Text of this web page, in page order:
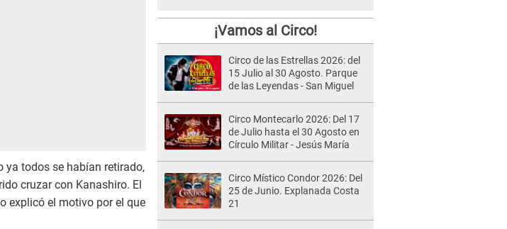
ya todos se habían retirado,
cruzar con Kanashiro. El
explicó el motivo por el que
¡Vamos al Circo!
Circo de las Estrellas 2026: del
15 Julio al 30 Agosto. Parque
de las Leyendas - San Miguel
Circo Montecarlo 2026: Del 17
de Julio hasta el 30 Agosto en
Círculo Militar - Jesús María
Circo Místico Condor 2026: Del
25 de Junio. Explanada Costa
21